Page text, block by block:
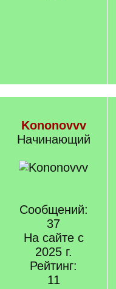
Kononovvv
Начинающий
Сообщений:
37
На сайте с
2025 г.
Рейтинг:
11